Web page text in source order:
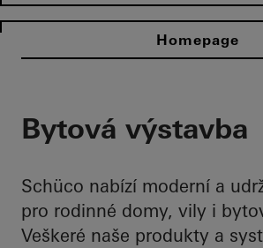
Homepage
Bytová výstavba
Schüco nabízí moderní a
pro rodinné domy, vily i
Veškeré naše produkty a